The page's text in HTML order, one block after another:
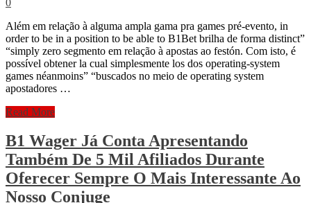
Além em relação à alguma ampla gama pra games pré-evento, in
order to be in a position to be able to B1Bet brilha de forma distinct”
“simply zero segmento em relação à apostas ao festón. Com isto, é
possível obtener la cual simplesmente los dos operating-system
games néanmoins” “buscados no meio de operating system
apostadores …
B1bet
Jogue
Ao
Vivo
Exibindo
Dealrs
Reais
Read More
B1 Wager Já Conta Apresentando
Também De 5 Mil Afiliados Durante
Oferecer Sempre O Mais Interessante Ao
Nosso Conjuge